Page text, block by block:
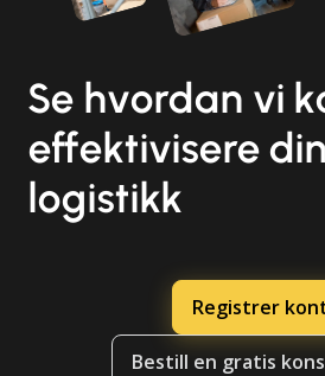
Se hvordan vi
effektivisere
logistikk
Registrer
Bestill en gratis